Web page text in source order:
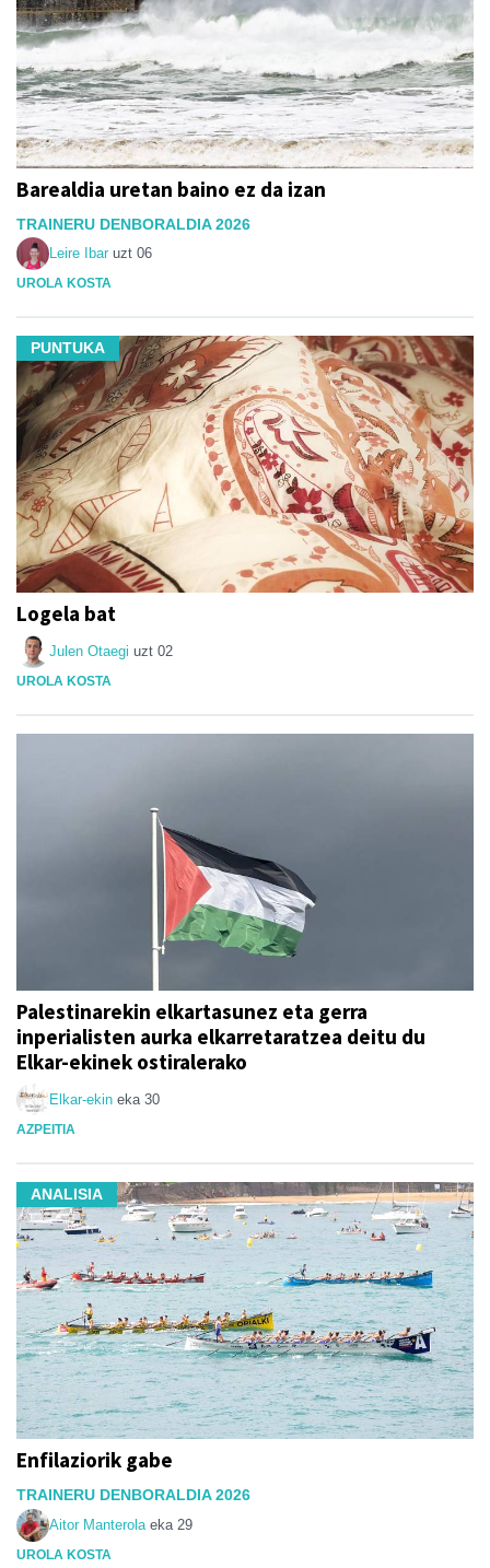
Barealdia uretan baino ez da izan
TRAINERU DENBORALDIA 2026
Leire Ibar uzt 06
UROLA KOSTA
PUNTUKA
Logela bat
Julen Otaegi uzt 02
UROLA KOSTA
Palestinarekin elkartasunez eta gerra
inperialisten aurka elkarretaratzea deitu du
Elkar-ekinek ostiralerako
Elkar-ekin eka 30
AZPEITIA
ANALISIA
Enfilaziorik gabe
TRAINERU DENBORALDIA 2026
Aitor Manterola eka 29
UROLA KOSTA